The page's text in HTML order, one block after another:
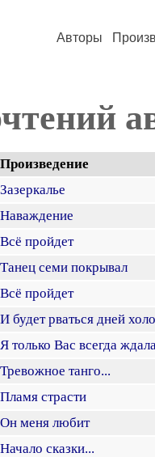
Авторы
Произведение
Зазеркалье
Наваждение
Всё пройдет
Танец семи покрывал
Всё пройдет
И будет рваться дней
Я только Вас всегда
Тревожное танго...
Пламя страсти
Он меня любит
Начало сказки...